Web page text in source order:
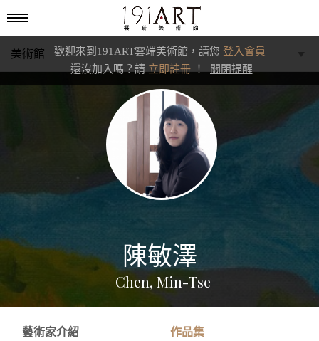
歡迎來到191ART雲端美術館，請您 登入會員
還沒加入嗎？請 立即註冊！ 關閉提醒
美術館
陳敏澤
Chen, Min-Tse
藝術家介紹 作品集